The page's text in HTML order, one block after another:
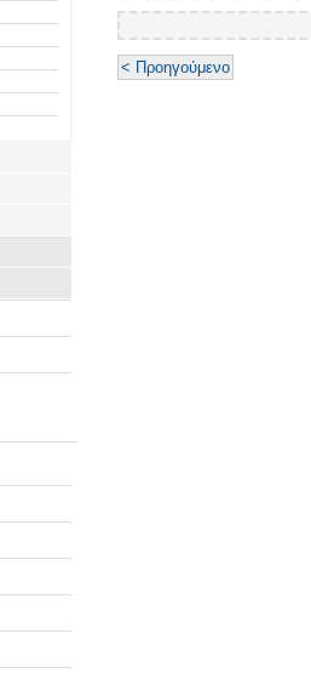
< Προηγούμενο